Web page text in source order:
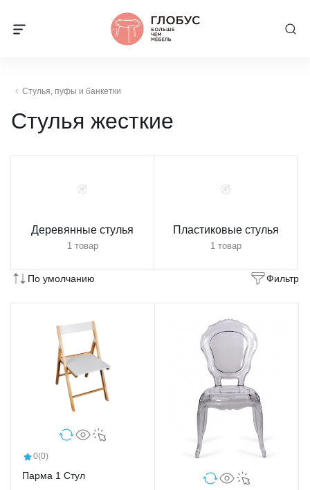
Стулья, пуфы и банкетки
Стулья жесткие
Деревянные стулья
1 товар
Пластиковые стулья
1 товар
По умолчанию Фильтр
0(0)
Парма 1 Стул